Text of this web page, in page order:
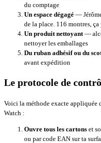
du comptage
Un espace dégagé —
de la place. 116 montres,
Un produit nettoyant—
nettoyer les emballages
Du ruban adhésif ou du
avant expédition
Le protocole de
Voici la méthode exacte appliquée
Watch :
Ouvre tous les cartons et
ou par code EAN sur ta